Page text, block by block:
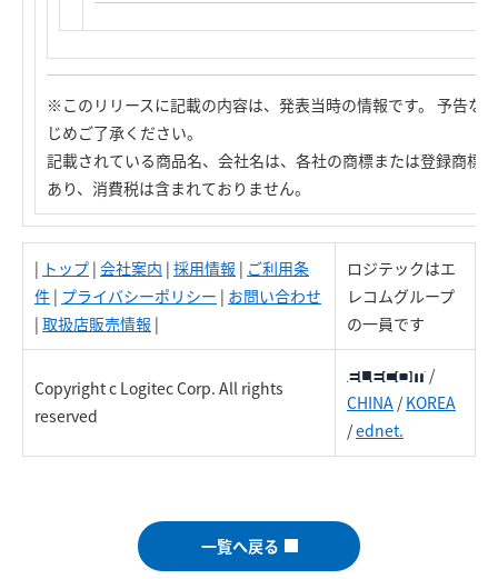
※このリリースに記載の内容は、発表当時の情報です。 予告な
じめご了承ください。
記載されている商品名、会社名は、各社の商標または登録商標
あり、消費税は含まれておりません。
| トップ | 会社案内 | 採用情報 | ご利用条
件 | プライバシーポリシー | お問い合わせ
| 取扱店販売情報 |
ロジテックはエ
レコムグループ
の一員です
Copyright c Logitec Corp. All rights
reserved
/
CHINA /KOREA
/ednet.
一覧へ戻る